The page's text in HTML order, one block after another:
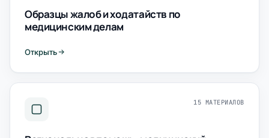
Образцы жалоб и ходатайств по
медицинским делам
Открыть
15 МАТЕРИАЛОВ